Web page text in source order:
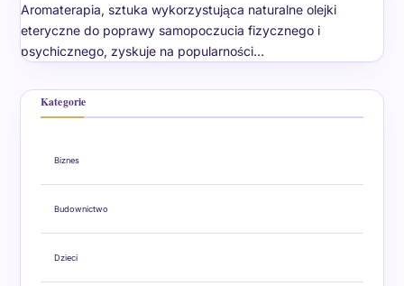
Aromaterapia, sztuka wykorzystująca naturalne olejki
eteryczne do poprawy samopoczucia fizycznego i
psychicznego, zyskuje na popularności…
Kategorie
Biznes
Budownictwo
Dzieci